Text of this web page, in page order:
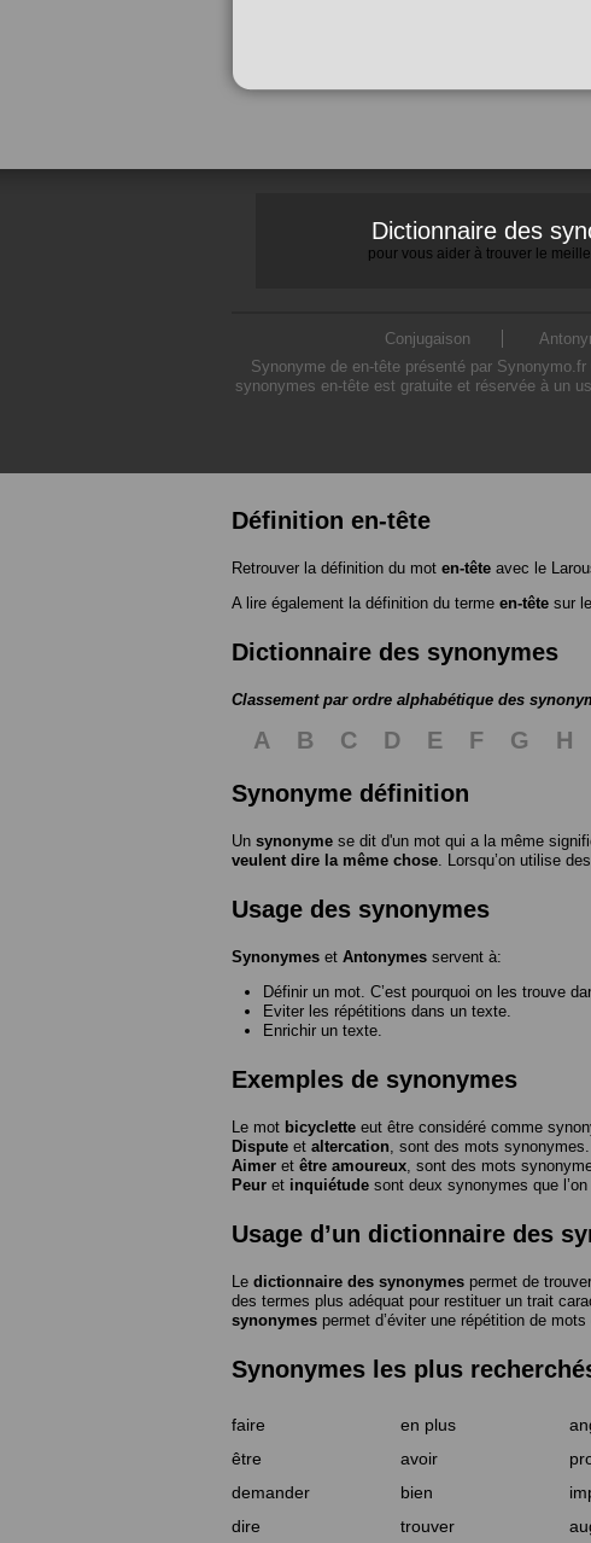
Dictionnaire des
pour vous aider à trouver le
Conjugaison
Synonyme de en-tête présenté par
synonymes en-tête est gratuite et réservée à un
Définition en-tête
Retrouver la définition du mot en-tête avec le
A lire également la définition du terme en-tête sur
Dictionnaire des synonymes
Classement par ordre alphabétique des
A B C D E F G H
Synonyme définition
Un synonyme se dit d'un mot qui a la même
veulent dire la même chose . Lorsqu’on utilise des
Usage des synonymes
Synonymes et Antonymes servent à:
Définir un mot. C’est pourquoi on les trouve
Eviter les répétitions dans un texte.
Enrichir un texte.
Exemples de synonymes
Le mot bicyclette eut être considéré comme
Dispute et altercation , sont des mots synonymes.
Aimer et être amoureux , sont des mots
Peur et inquiétude sont deux synonymes que
Usage d’un dictionnaire des
Le dictionnaire des synonymes permet de
des termes plus adéquat pour restituer un trait
synonymes permet d’éviter une répétition de
Synonymes les plus
faire en plus
être
avoir
demander
bien
dire
trouver